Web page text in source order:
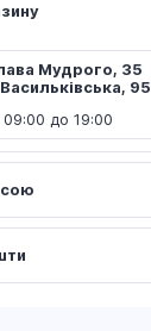
Мудрого, 35
95
09:00 до 19:00